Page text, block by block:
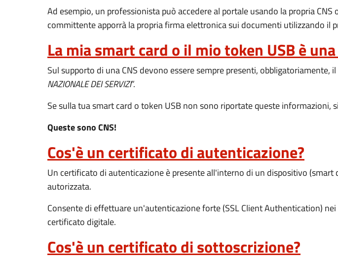
Ad esempio, un professionista può accedere al portale usando la propria
committente apporrà la propria firma elettronica sui documenti utilizzando il
La mia smart card o il mio token USB è una
Sul supporto di una CNS devono essere sempre presenti,
NAZIONALE DEI SERVIZI”.
Se sulla tua smart card o token USB non sono riportate queste informazioni,
Queste sono CNS!
Cos'è un certificato di autenticazione?
Un certificato di autenticazione è presente all'interno di un dispositivo
autorizzata.
Consente di effettuare un'autenticazione forte (SSL Client Authentication)
certificato digitale.
Cos'è un certificato di sottoscrizione?